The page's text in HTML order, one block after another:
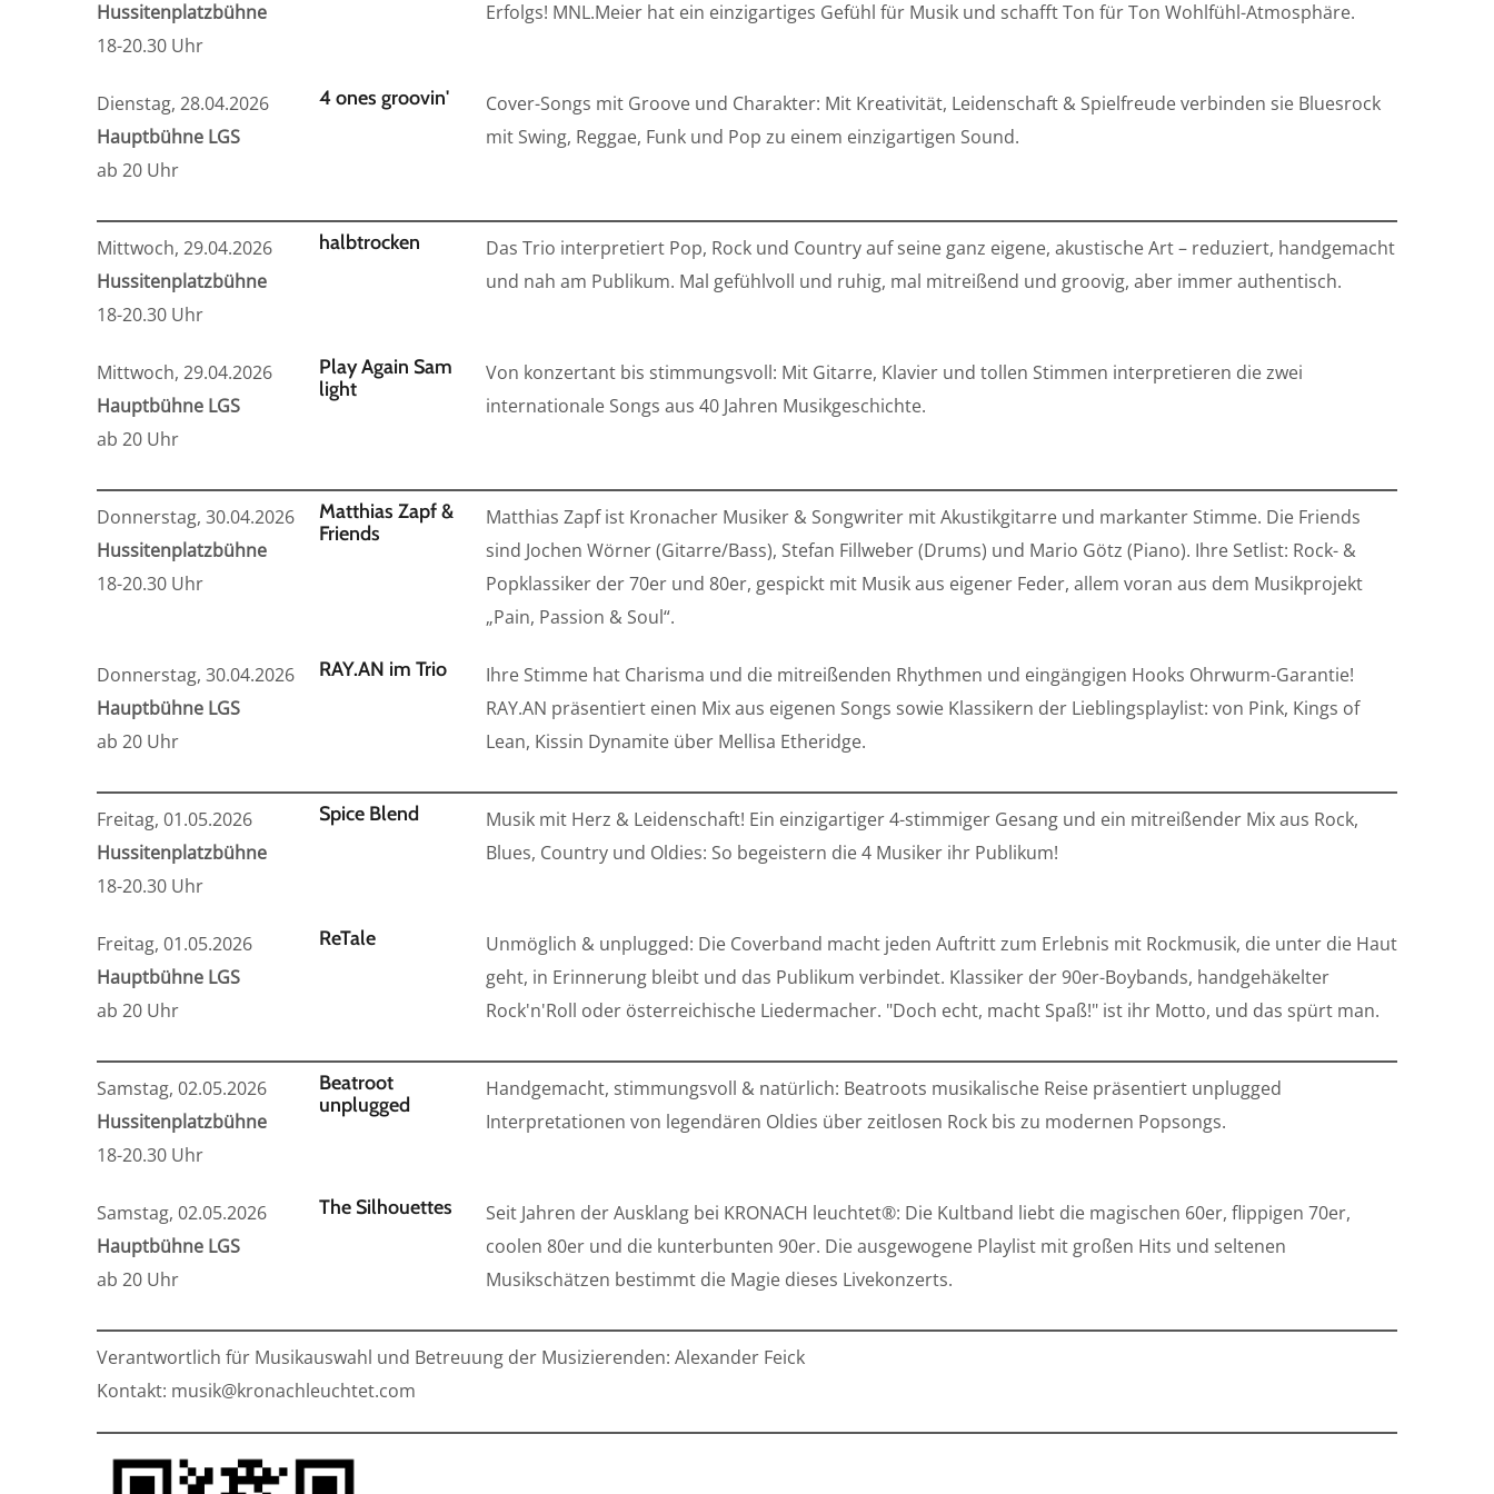
Hussitenplatzbühne
18-20.30 Uhr
Erfolgs! MNL.Meier hat ein einzigartiges Gefühl für Musik und schafft Ton für Ton Wohlfühl-Atmosphäre.
Dienstag, 28.04.2026
Hauptbühne LGS
ab 20 Uhr
4 ones groovin'
Cover-Songs mit Groove und Charakter: Mit Kreativität, Leidenschaft & Spielfreude verbinden sie Bluesrock
mit Swing, Reggae, Funk und Pop zu einem einzigartigen Sound.
Mittwoch, 29.04.2026
Hussitenplatzbühne
18-20.30 Uhr
halbtrocken
Das Trio interpretiert Pop, Rock und Country auf seine ganz eigene, akustische Art – reduziert, handgemacht
und nah am Publikum. Mal gefühlvoll und ruhig, mal mitreißend und groovig, aber immer authentisch.
Mittwoch, 29.04.2026
Hauptbühne LGS
ab 20 Uhr
Play Again Sam
light
Von konzertant bis stimmungsvoll: Mit Gitarre, Klavier und tollen Stimmen interpretieren die zwei
internationale Songs aus 40 Jahren Musikgeschichte.
Donnerstag, 30.04.2026
Hussitenplatzbühne
18-20.30 Uhr
Matthias Zapf &
Friends
Matthias Zapf ist Kronacher Musiker & Songwriter mit Akustikgitarre und markanter Stimme. Die Friends
sind Jochen Wörner (Gitarre/Bass), Stefan Fillweber (Drums) und Mario Götz (Piano). Ihre Setlist: Rock- &
Popklassiker der 70er und 80er, gespickt mit Musik aus eigener Feder, allem voran aus dem Musikprojekt
„Pain, Passion & Soul“.
Donnerstag, 30.04.2026
Hauptbühne LGS
ab 20 Uhr
RAY.AN im Trio
Ihre Stimme hat Charisma und die mitreißenden Rhythmen und eingängigen Hooks Ohrwurm-Garantie!
RAY.AN präsentiert einen Mix aus eigenen Songs sowie Klassikern der Lieblingsplaylist: von Pink, Kings of
Lean, Kissin Dynamite über Mellisa Etheridge.
Freitag, 01.05.2026
Hussitenplatzbühne
18-20.30 Uhr
Spice Blend
Musik mit Herz & Leidenschaft! Ein einzigartiger 4-stimmiger Gesang und ein mitreißender Mix aus Rock,
Blues, Country und Oldies: So begeistern die 4 Musiker ihr Publikum!
Freitag, 01.05.2026
Hauptbühne LGS
ab 20 Uhr
ReTale
Unmöglich & unplugged: Die Coverband macht jeden Auftritt zum Erlebnis mit Rockmusik, die unter die Haut
geht, in Erinnerung bleibt und das Publikum verbindet. Klassiker der 90er-Boybands, handgehäkelter
Rock'n'Roll oder österreichische Liedermacher. "Doch echt, macht Spaß!" ist ihr Motto, und das spürt man.
Samstag, 02.05.2026
Hussitenplatzbühne
18-20.30 Uhr
Beatroot
unplugged
Handgemacht, stimmungsvoll & natürlich: Beatroots musikalische Reise präsentiert unplugged
Interpretationen von legendären Oldies über zeitlosen Rock bis zu modernen Popsongs.
Samstag, 02.05.2026
Hauptbühne LGS
ab 20 Uhr
The Silhouettes
Seit Jahren der Ausklang bei KRONACH leuchtet®: Die Kultband liebt die magischen 60er, flippigen 70er,
coolen 80er und die kunterbunten 90er. Die ausgewogene Playlist mit großen Hits und seltenen
Musikschätzen bestimmt die Magie dieses Livekonzerts.
Verantwortlich für Musikauswahl und Betreuung der Musizierenden: Alexander Feick
Kontakt: musik@kronachleuchtet.com